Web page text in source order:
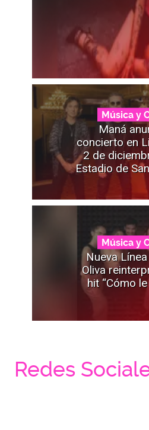
Música y
Maná
concierto en
2 de
Estadio de
Música y
Nueva
Oliva
hit “Cómo
Redes